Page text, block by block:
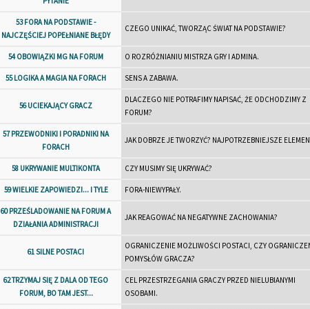
53 FORA NA PODSTAWIE -
NAJCZĘŚCIEJ POPEŁNIANE BŁĘDY
CZEGO UNIKAĆ, TWORZĄC ŚWIAT NA PODSTAWIE?
54 OBOWIĄZKI MG NA FORUM O ROZRÓŻNIANIU MISTRZA GRY I ADMINA.
55 LOGIKA A MAGIA NA FORACH SENS A ZABAWA.
56 UCIEKAJĄCY GRACZ
DLACZEGO NIE POTRAFIMY NAPISAĆ, ŻE ODCHODZIMY Z
FORUM?
57 PRZEWODNIKI I PORADNIKI NA
FORACH
JAK DOBRZE JE TWORZYĆ? NAJPOTRZEBNIEJSZE
58 UKRYWANIE MULTIKONTA CZY MUSIMY SIĘ UKRYWAĆ?
59 WIELKIE ZAPOWIEDZI... I TYLE FORA-NIEWYPAŁY.
60 PRZEŚLADOWANIE NA FORUM A
DZIAŁANIA ADMINISTRACJI
JAK REAGOWAĆ NA NEGATYWNE ZACHOWANIA?
61 SILNE POSTACI
OGRANICZENIE MOŻLIWOŚCI POSTACI, CZY
POMYSŁÓW GRACZA?
62 TRZYMAJ SIĘ Z DALA OD TEGO
FORUM, BO TAM JEST...
CEL PRZESTRZEGANIA GRACZY PRZED NIELUBIANYMI
OSOBAMI.